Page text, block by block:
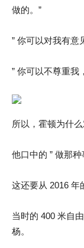
做的。”
” 你可以对我有意
” 你可以不尊重我
所以，霍顿为什
他口中的 ” 做那种
这还要从 2016 年
当时的 400 米自
杨。